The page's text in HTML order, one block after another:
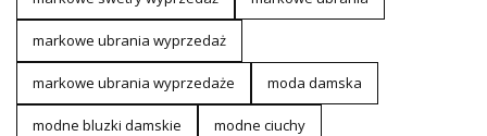
markowe ubrania wyprzedaż
markowe ubrania wyprzedaże moda damska
modne bluzki damskie modne ciuchy